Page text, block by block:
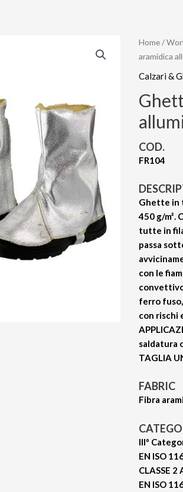
Home/
aramidica
Calzari &
COD.
FR104
Ghette in
450 g/m².
tutte in
passa
con le
ferro
con rischi
saldatura
TAGLIA
FABRIC
Fibra
IIIº
EN ISO
CLASSE 2
EN ISO